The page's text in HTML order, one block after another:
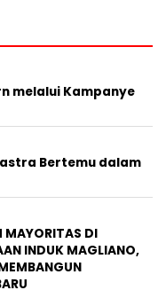
melalui Kampanye
Bertemu dalam
MAYORITAS DI
INDUK MAGLIANO,